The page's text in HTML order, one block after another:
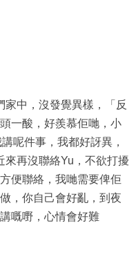
中，沒發覺異樣，「反
一酸，好羨慕佢哋，小
呢件事，我都好訝異，
再沒聯絡Yu，不欲打擾
便聯絡，我哋需要俾佢
，你自己會好亂，到夜
嘅嘢，心情會好難